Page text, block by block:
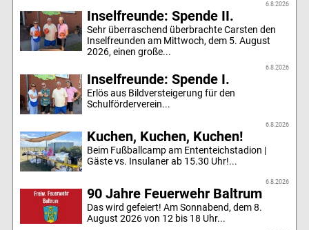
6.8.2026
Inselfreunde: Spende II.
Sehr überraschend überbrachte Carsten den
Inselfreunden am Mittwoch, dem 5. August
2026, einen große...
6.8.2026
Inselfreunde: Spende I.
Erlös aus Bildversteigerung für den
Schulförderverein...
6.8.2026
Kuchen, Kuchen, Kuchen!
Beim Fußballcamp am Ententeichstadion |
Gäste vs. Insulaner ab 15.30 Uhr!...
6.8.2026
90 Jahre Feuerwehr Baltrum
Das wird gefeiert! Am Sonnabend, dem 8.
August 2026 von 12 bis 18 Uhr...